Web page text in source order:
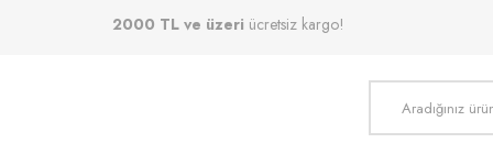
2000 TL ve üzeri ücretsiz kargo!